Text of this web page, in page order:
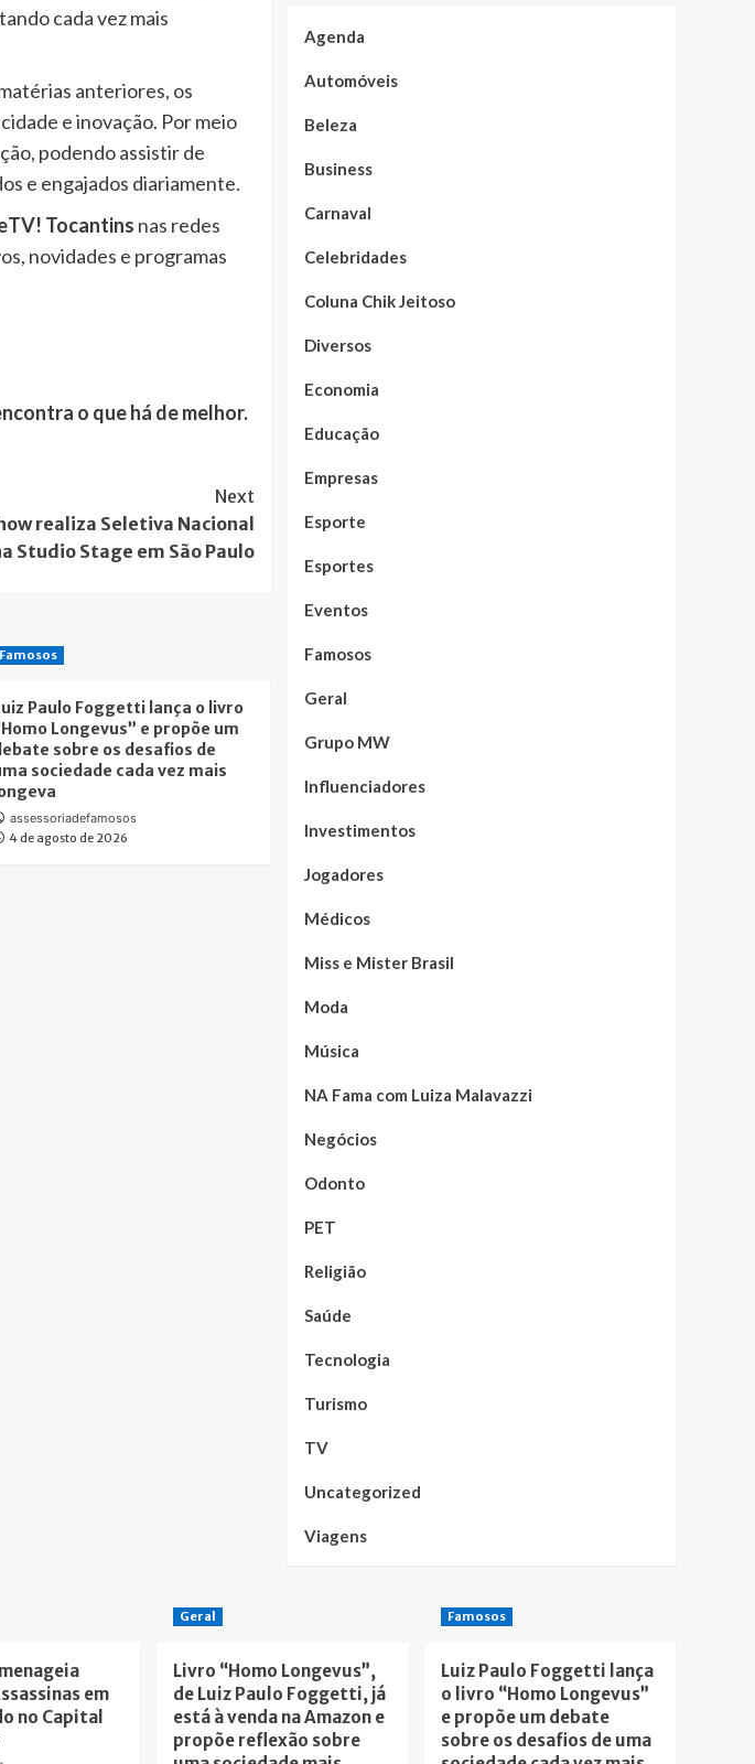
cada vez mais
anteriores, os
e inovação. Por meio
podendo assistir de
e engajados diariamente.
Tocantins nas redes
novidades e programas
o que há de melhor.
Next
realiza Seletiva Nacional
Studio Stage em São Paulo
Famosos
Paulo Foggetti lança o livro
Longevus” e propõe um
sobre os desafios de
sociedade cada vez mais
assessoriadefamosos
4 de agosto de 2026
Agenda
Automóveis
Beleza
Business
Carnaval
Celebridades
Coluna Chik Jeitoso
Diversos
Economia
Educação
Empresas
Esporte
Esportes
Eventos
Famosos
Geral
Grupo MW
Influenciadores
Investimentos
Jogadores
Médicos
Miss e Mister Brasil
Moda
Música
NA Fama com Luiza Malavazzi
Negócios
Odonto
PET
Religião
Saúde
Tecnologia
Turismo
TV
Uncategorized
Viagens
em
no Capital
Geral
Livro “Homo Longevus”,
de Luiz Paulo Foggetti, já
está à venda na Amazon e
propõe reflexão sobre
Famosos
Luiz Paulo Foggetti lança
o livro “Homo Longevus”
e propõe um debate
sobre os desafios de uma